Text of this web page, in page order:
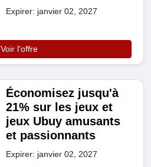
Expirer: janvier 02, 2027
Voir l'offre
Économisez jusqu'à
21% sur les jeux et
jeux Ubuy amusants
et passionnants
Expirer: janvier 02, 2027